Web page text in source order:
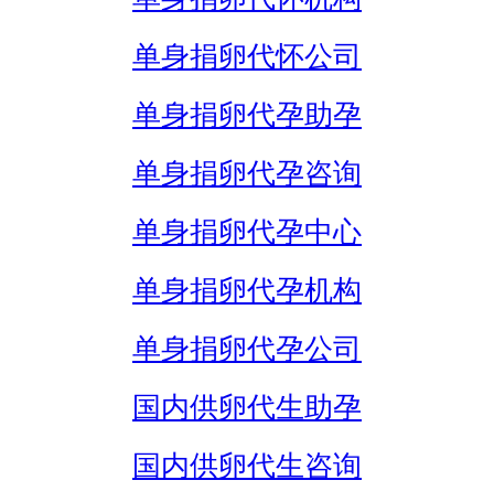
单身捐卵代怀公司
单身捐卵代孕助孕
单身捐卵代孕咨询
单身捐卵代孕中心
单身捐卵代孕机构
单身捐卵代孕公司
国内供卵代生助孕
国内供卵代生咨询